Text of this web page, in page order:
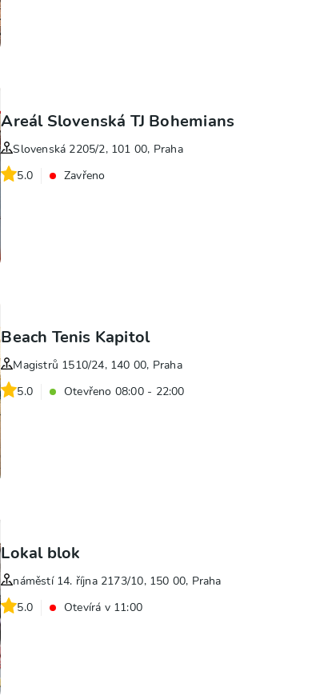
Areál Slovenská TJ Bohemians
Slovenská 2205/2, 101 00, Praha
5.0
Zavřeno
Beach Tenis Kapitol
Magistrů 1510/24, 140 00, Praha
5.0
Otevřeno 08:00 - 22:00
Lokal blok
náměstí 14. října 2173/10, 150 00, Praha
5.0
Otevírá v 11:00